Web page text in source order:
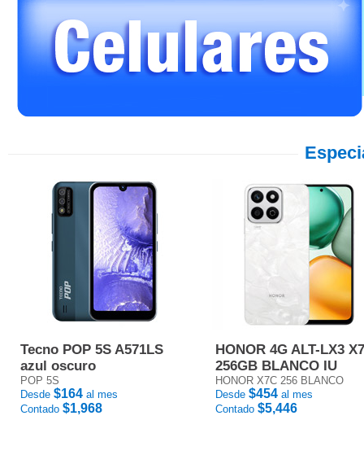
Tecno POP 5S A571LS
azul oscuro
POP 5S
Desde $164 al mes
Contado $1,968
HONOR 4G ALT-LX3
256GB BLANCO IU
HONOR X7C 256 BLANCO
Desde $454 al mes
Contado $5,446